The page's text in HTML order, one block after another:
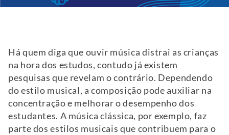
Há quem diga que ouvir música distrai as crianças
na hora dos estudos, contudo já existem
pesquisas que revelam o contrário. Dependendo
do estilo musical, a composição pode auxiliar na
concentração e melhorar o desempenho dos
estudantes. A música clássica, por exemplo, faz
parte dos estilos musicais que contribuem para o